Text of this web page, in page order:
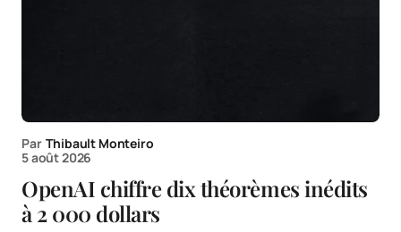
Par Thibault Monteiro
5 août 2026
OpenAI chiffre dix théorèmes inédits
à 2 000 dollars